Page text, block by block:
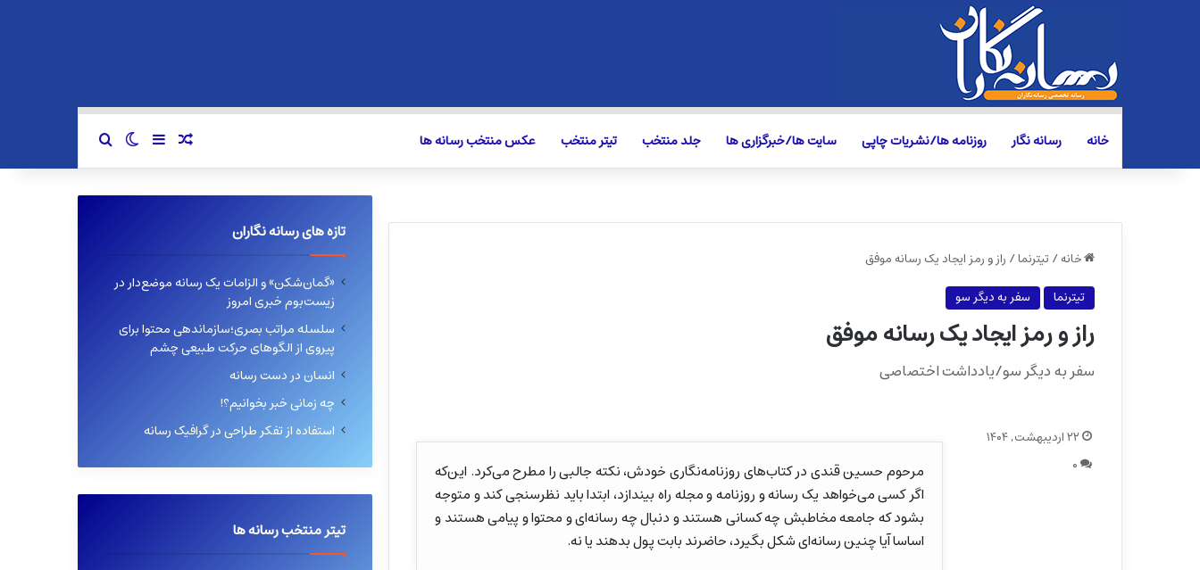
خانه رسانه نگار روزنامه ها/نشریات چاپی سایت ها/خبرگزاری ها جلد منتخب تیتر منتخب عکس منتخب رسانه ها نوشته تصادفی
سایدبارتغییر پوسته
خانه/تیترنما/ راز و رمز ایجاد یک رسانه موفق
تیترنما
سفر به دیگر سو
راز و رمز ایجاد یک رسانه موفق
سفر به دیگر سو/یادداشت اختصاصی
مرحوم حسین قندی در کتاب‌های روزنامه‌نگاری خودش، نکته جالبی را مطرح می‌کرد. این‌که
اگر کسی می‌خواهد یک رسانه و روزنامه‌ و مجله راه بیندازد، ابتدا باید نظرسنجی کند و متوجه
بشود که جامعه مخاطبش چه کسانی هستند و دنبال چه رسانه‌ای و محتوا و پیامی هستند و
اساسا آیا چنین رسانه‌ای شکل بگیرد، حاضرند بابت پول بدهند یا نه.
۲۲ اردیبهشت, ۱۴۰۴
۰
تازه های رسانه نگاران
«گمان‌شکن» و الزامات یک رسانه موضع‌دار در
زیست‌بوم خبری امروز
سلسله مراتب بصری؛سازماندهی محتوا برای
پیروی از الگوهای حرکت طبیعی چشم
انسان در دست رسانه
چه زمانی خبر بخوانیم؟!
استفاده از تفکر طراحی در گرافیک رسانه
تیتر منتخب رسانه ها